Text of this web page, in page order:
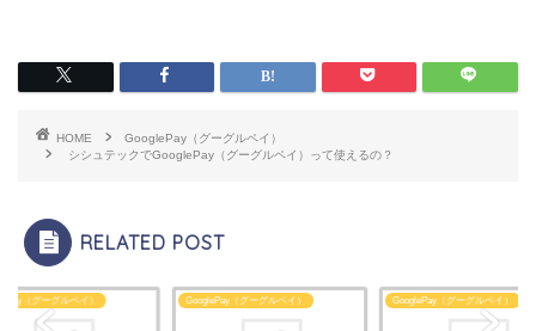
HOME
GooglePay（グーグルペイ）
シシュテックでGooglePay（グーグルペイ）って使えるの？
RELATED POST
（グーグルペイ） GooglePay（グーグルペイ） GooglePay（グーグルペイ）